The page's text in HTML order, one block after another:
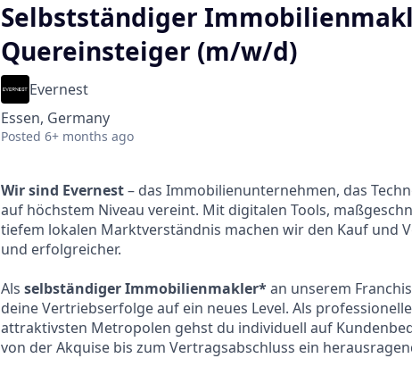
Selbstständiger
Quereinsteiger (m/w/d)
Evernest
Essen, Germany
Posted 6+ months ago
Wir sind Evernest– das Immobilienunternehmen, das
auf höchstem Niveau vereint. Mit digitalen Tools,
tiefem lokalen Marktverständnis machen wir den Kauf und
und erfolgreicher.
Als selbständiger Immobilienmakler*an unserem
deine Vertriebserfolge auf ein neues Level. Als
attraktivsten Metropolen gehst du individuell auf
von der Akquise bis zum Vertragsabschluss ein